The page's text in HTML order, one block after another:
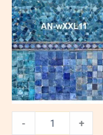
wXXL11
quantity
- +